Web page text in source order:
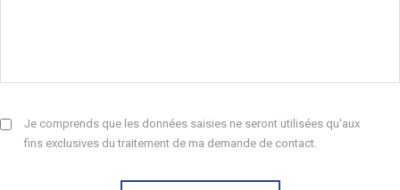
Je comprends que les données saisies ne seront utilisées qu'aux
fins exclusives du traitement de ma demande de contact.